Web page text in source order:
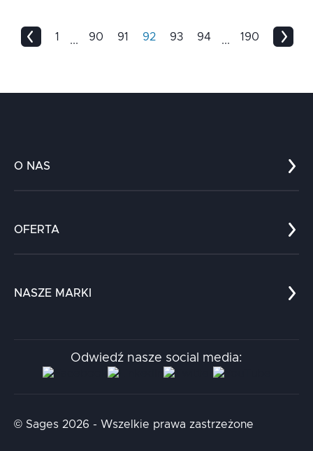
1 ... 90 91 92 93 94 ... 190
O NAS
Kariera
Kontakt
OFERTA
Chatboty
NASZE MARKI
Aidapta
AI & NLP Day
Odwiedź nasze social media:
© Sages 2026 - Wszelkie prawa zastrzeżone